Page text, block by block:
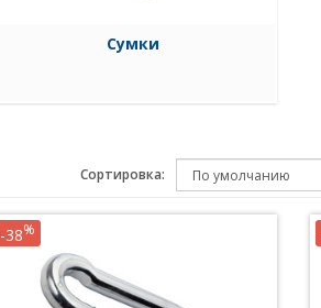
Сумки
Сортировка:
-38%